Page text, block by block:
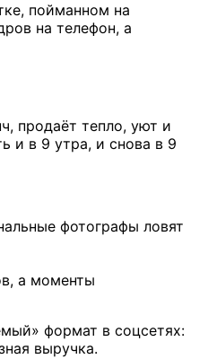
пойманном на
на телефон, а
продаёт тепло, уют и
и в 9 утра, и снова в 9
фотографы ловят
а моменты
формат в соцсетях:
выручка.